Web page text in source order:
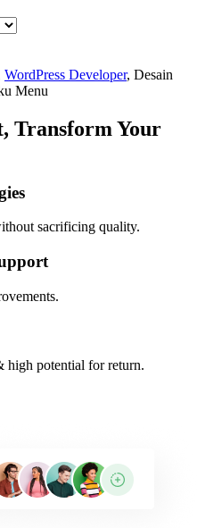
WordPress Developer, Desain
Menu
Transform Your
sacrificing quality.
high potential for return.